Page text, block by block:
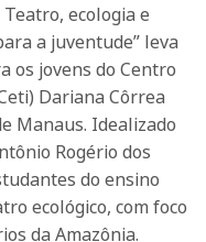
ecologia e
a juventude” leva
os jovens do Centro
Dariana Côrrea
Manaus. Idealizado
Rogério dos
do ensino
ecológico, com foco
da Amazônia.